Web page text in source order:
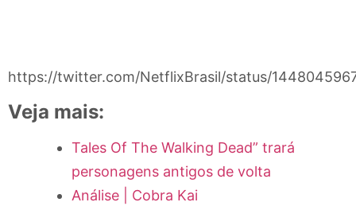
https://twitter.com/NetflixBrasil/status/
Veja mais:
Tales Of The Walking Dead” trará
personagens antigos de volta
Análise | Cobra Kai